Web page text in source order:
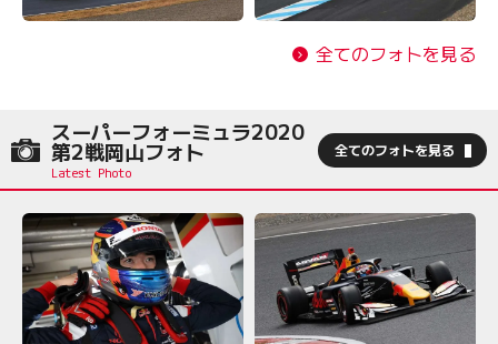
全てのフォトを見る
スーパーフォーミュラ2020
第2戦岡山フォト 全てのフォトを見る